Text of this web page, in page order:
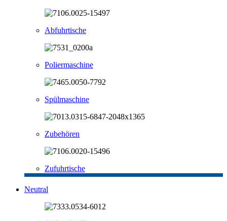
Abfuhrtische
Poliermaschine
Spülmaschine
Zubehören
Zufuhrtische
Neutral